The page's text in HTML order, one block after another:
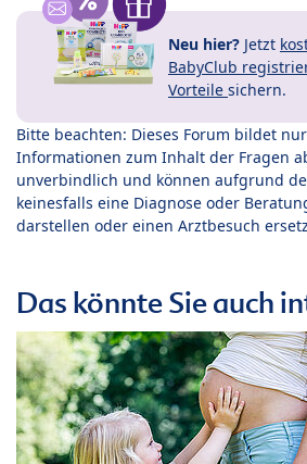
Neu hier? Jetzt
BabyClub
Vorteile sichern.
Bitte beachten: Dieses Forum bildet
Informationen zum Inhalt der Fragen
unverbindlich und können aufgrund
keinesfalls eine Diagnose oder
darstellen oder einen Arztbesuch
Das könnte Sie auch